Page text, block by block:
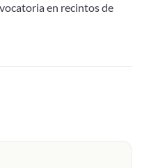
en recintos de